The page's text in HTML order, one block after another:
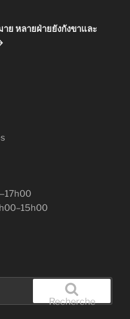
ย หลายฝ่ายยังกังขาและ
Recherche